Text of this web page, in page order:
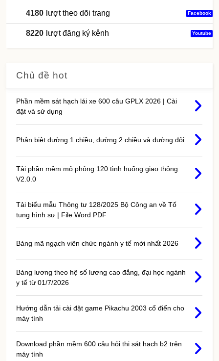
4180 lượt theo dõi trang Facebook
8220 lượt đăng ký kênh Youtube
Chủ đề hot
Phần mềm sát hạch lái xe 600 câu GPLX 2026 | Cài
đặt và sử dụng
Phân biệt đường 1 chiều, đường 2 chiều và đường đôi
Tải phần mềm mô phỏng 120 tình huống giao thông
V2.0.0
Tải biểu mẫu Thông tư 128/2025 Bộ Công an về Tố
tụng hình sự | File Word PDF
Bảng mã ngạch viên chức ngành y tế mới nhất 2026
Bảng lương theo hệ số lương cao đẳng, đại học ngành
y tế từ 01/7/2026
Hướng dẫn tải cài đặt game Pikachu 2003 cổ điển cho
máy tính
Download phần mềm 600 câu hỏi thi sát hạch b2 trên
máy tính